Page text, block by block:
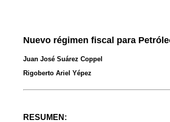
Nuevo régimen fiscal para
Juan José Suárez Coppel
Rigoberto Ariel Yépez
RESUMEN: